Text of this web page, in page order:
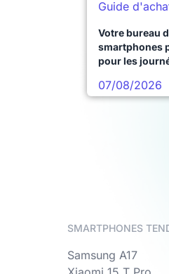
Guide
Votre bureau
smartphones
pour les
07/08/2026
SMARTPHONES
Samsung A17